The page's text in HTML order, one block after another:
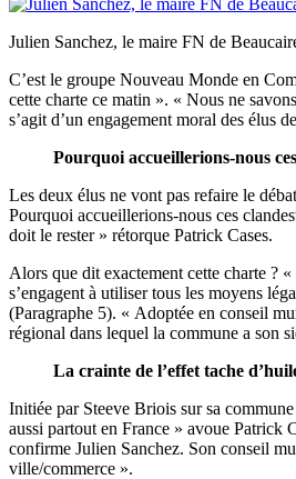
Julien Sanchez, le maire FN de
C’est le groupe Nouveau Monde en
cette charte ce matin ». « Nous ne
s’agit d’un engagement moral des élus
Pourquoi accueillerions-nous
Les deux élus ne vont pas refaire le
Pourquoi accueillerions-nous ces
doit le rester » rétorque Patrick Cases.
Alors que dit exactement cette charte ?
s’engagent à utiliser tous les moyens
(Paragraphe 5). « Adoptée en conseil
régional dans lequel la commune a son
La crainte de l’effet tache
Initiée par Steeve Briois sur sa
aussi partout en France » avoue Patrick
confirme Julien Sanchez. Son conseil
ville/commerce ».